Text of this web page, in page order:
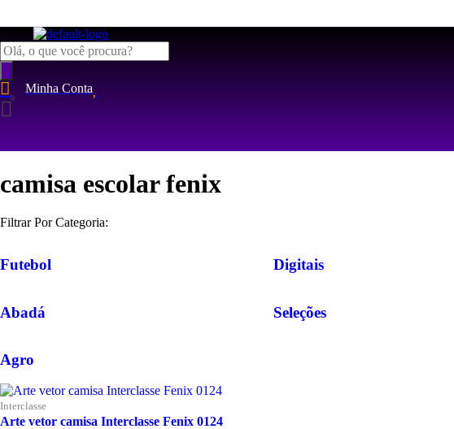
Pesquisar
produtos
Minha Conta
camisa escolar fenix
Filtrar Por Categoria:
Futebol Digitais
Abadá Seleções
Agro
Interclasse
Arte vetor camisa Interclasse Fenix 0124